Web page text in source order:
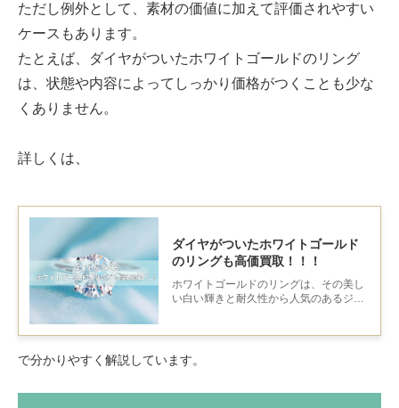
ただし例外として、素材の価値に加えて評価されやすい
ケースもあります。
たとえば、ダイヤがついたホワイトゴールドのリング
は、状態や内容によってしっかり価格がつくことも少な
くありません。
詳しくは、
ダイヤがついたホワイトゴールド
のリングも高価買取！！！
ホワイトゴールドのリングは、その美し
い白い輝きと耐久性から人気のあるジュ
金です。この合金化により金特有の黄色
味が抑えられ、白みがかった色合いにな
で分かりやすく解説しています。